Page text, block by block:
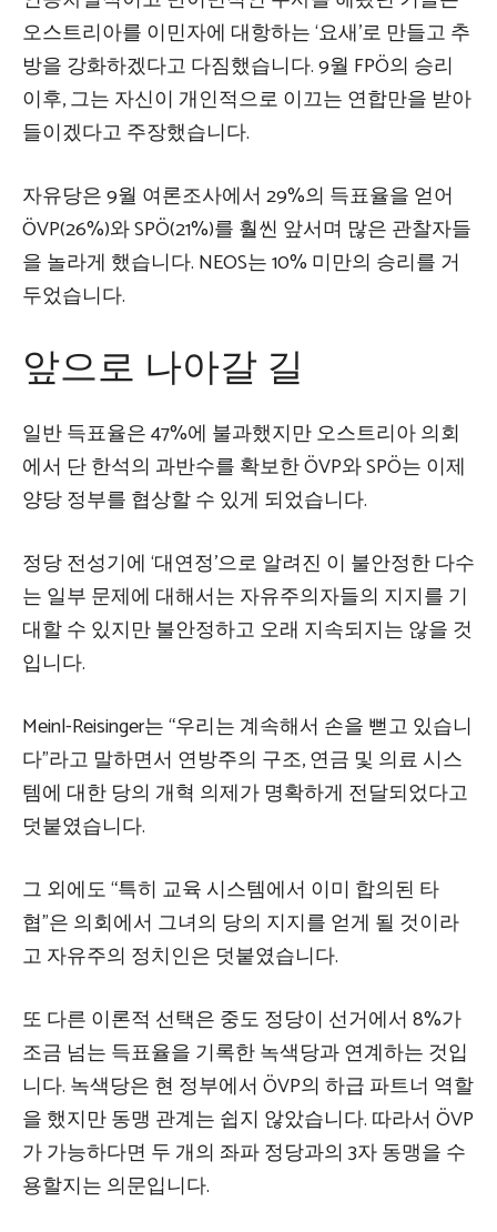
오스트리아를 이민자에 대항하는 ‘요새’로 만들고 추
방을 강화하겠다고 다짐했습니다. 9월 FPÖ의 승리
이후, 그는 자신이 개인적으로 이끄는 연합만을 받아
들이겠다고 주장했습니다.
자유당은 9월 여론조사에서 29%의 득표율을 얻어
ÖVP(26%)와 SPÖ(21%)를 훨씬 앞서며 많은 관찰자들
을 놀라게 했습니다. NEOS는 10% 미만의 승리를 거
두었습니다.
앞으로 나아갈 길
일반 득표율은 47%에 불과했지만 오스트리아 의회
에서 단 한석의 과반수를 확보한 ÖVP와 SPÖ는 이제
양당 정부를 협상할 수 있게 되었습니다.
정당 전성기에 ‘대연정’으로 알려진 이 불안정한 다수
는 일부 문제에 대해서는 자유주의자들의 지지를 기
대할 수 있지만 불안정하고 오래 지속되지는 않을 것
입니다.
Meinl-Reisinger는 “우리는 계속해서 손을 뻗고 있습니
다”라고 말하면서 연방주의 구조, 연금 및 의료 시스
템에 대한 당의 개혁 의제가 명확하게 전달되었다고
덧붙였습니다.
그 외에도 “특히 교육 시스템에서 이미 합의된 타
협”은 의회에서 그녀의 당의 지지를 얻게 될 것이라
고 자유주의 정치인은 덧붙였습니다.
또 다른 이론적 선택은 중도 정당이 선거에서 8%가
조금 넘는 득표율을 기록한 녹색당과 연계하는 것입
니다. 녹색당은 현 정부에서 ÖVP의 하급 파트너 역할
을 했지만 동맹 관계는 쉽지 않았습니다. 따라서 ÖVP
가 가능하다면 두 개의 좌파 정당과의 3자 동맹을 수
용할지는 의문입니다.